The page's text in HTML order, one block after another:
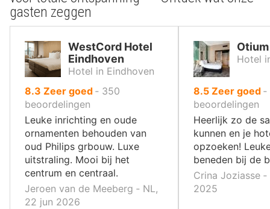
gasten zeggen
WestCord Hotel
Eindhoven
Hotel in Eindhoven
8.3 uit
10
,
Zeer goed ‐ 350
beoordelingen
Leuke inrichting en oude
ornamenten behouden van
oud Philips grbouw. Luxe
uitstraling. Mooi bij het
centrum en centraal.
Jeroen van de Meeberg ‐ NL,
22 jun 2026
Otium
Hotel
8.5uit
10
,
Zeer goed ‐
beoordelingen
Heerlijk zo de
kunnen en je
opzoeken!
beneden bij de
Crina Joziasse
2025